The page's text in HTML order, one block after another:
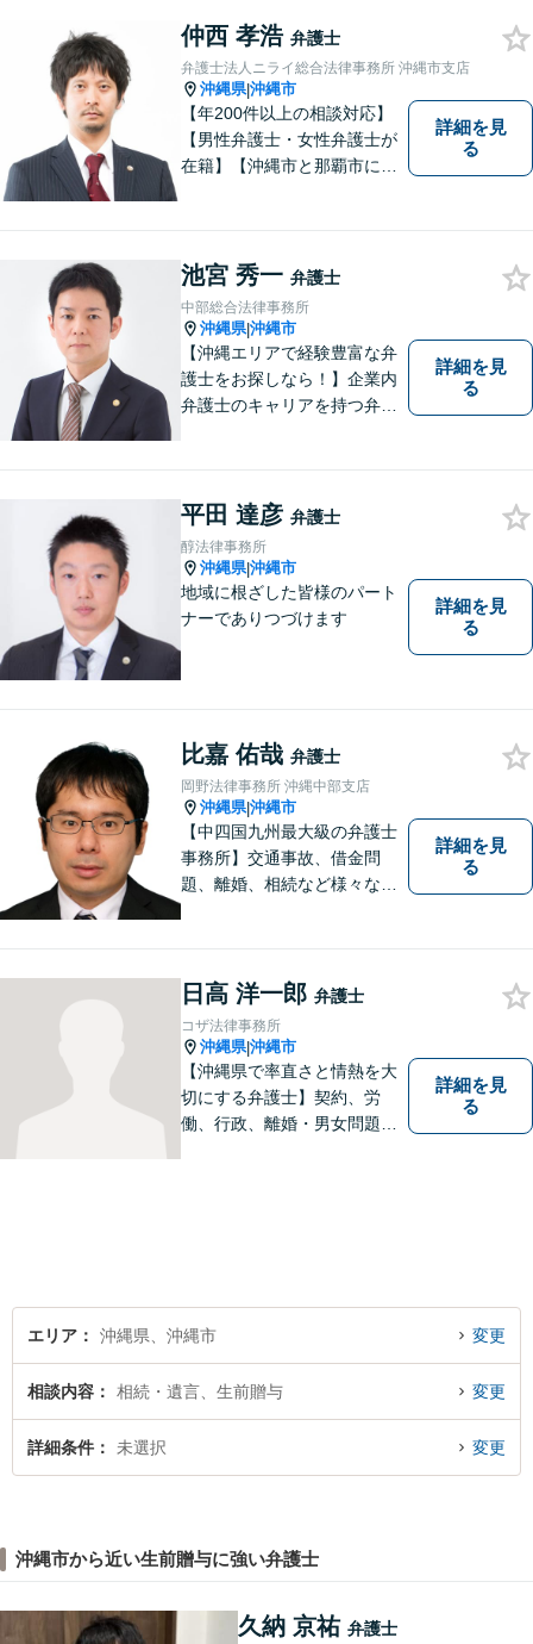
仲西 孝浩 弁護士
弁護士法人ニライ総合法律事務所 沖縄市支店
沖縄県|沖縄市
【年200件以上の相談対応】
【男性弁護士・女性弁護士が
在籍】【沖縄市と那覇市に事
す。「沖縄ならではの習慣」
を熟知した弁護士が多数在
籍。
詳細を見
る
池宮 秀一 弁護士
中部総合法律事務所
沖縄県|沖縄市
【沖縄エリアで経験豊富な弁
護士をお探しなら！】企業内
弁護士のキャリアを持つ弁護
ります。スピード感を持っ
て、かつ丁寧な対応を心がけ
ていますので、ぜひ気兼ねな
くご相談ください。
詳細を見
る
平田 達彦 弁護士
醇法律事務所
沖縄県|沖縄市
地域に根ざした皆様のパート
ナーでありつづけます
詳細を見
る
比嘉 佑哉 弁護士
岡野法律事務所 沖縄中部支店
沖縄県|沖縄市
【中四国九州最大級の弁護士
事務所】交通事故、借金問
題、離婚、相続など様々な問
い！
詳細を見
る
日高 洋一郎 弁護士
コザ法律事務所
沖縄県|沖縄市
【沖縄県で率直さと情熱を大
切にする弁護士】契約、労
働、行政、離婚・男女問題、
詳細を見
る
エリア 沖縄県、沖縄市 変更
相談内容 相続・遺言、生前贈与 変更
詳細条件 未選択 変更
沖縄市から近い生前贈与に強い弁護士
久納 京祐 弁護士